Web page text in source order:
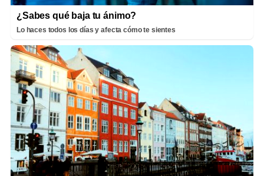
¿Sabes qué baja tu ánimo?
Lo haces todos los días y afecta cómo te sientes